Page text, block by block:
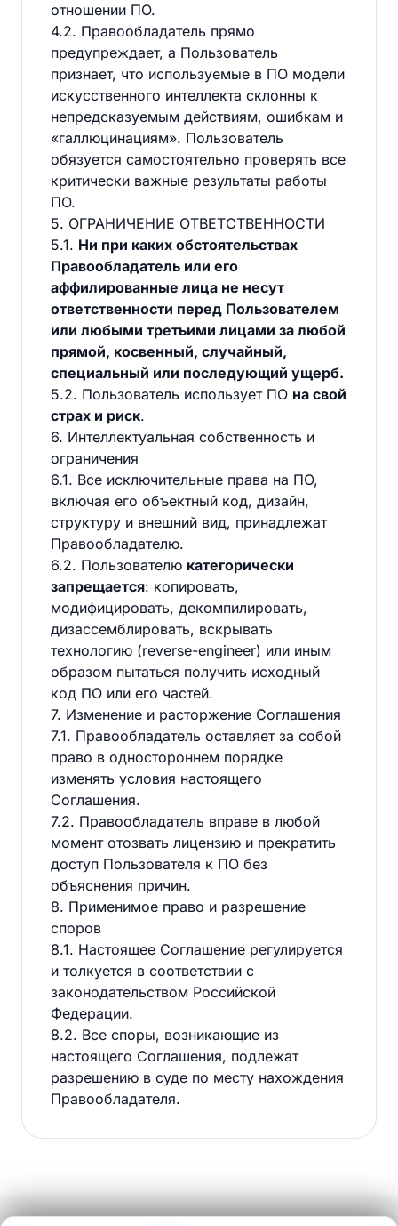
отношении ПО.
4.2. Правообладатель прямо
предупреждает, а Пользователь
признает, что используемые в ПО модели
искусственного интеллекта склонны к
непредсказуемым действиям, ошибкам и
«галлюцинациям». Пользователь
обязуется самостоятельно проверять все
критически важные результаты работы
ПО.
5. ОГРАНИЧЕНИЕ ОТВЕТСТВЕННОСТИ
5.1. Ни при каких обстоятельствах
Правообладатель или его
аффилированные лица не несут
ответственности перед Пользователем
или любыми третьими лицами за любой
прямой, косвенный, случайный,
специальный или последующий ущерб.
5.2. Пользователь использует ПО на свой
страх и риск.
6. Интеллектуальная собственность и
ограничения
6.1. Все исключительные права на ПО,
включая его объектный код, дизайн,
структуру и внешний вид, принадлежат
Правообладателю.
6.2. Пользователю категорически
запрещается: копировать,
модифицировать, декомпилировать,
дизассемблировать, вскрывать
технологию (reverse-engineer) или иным
образом пытаться получить исходный
код ПО или его частей.
7. Изменение и расторжение Соглашения
7.1. Правообладатель оставляет за собой
право в одностороннем порядке
изменять условия настоящего
Соглашения.
7.2. Правообладатель вправе в любой
момент отозвать лицензию и прекратить
доступ Пользователя к ПО без
объяснения причин.
8. Применимое право и разрешение
споров
8.1. Настоящее Соглашение регулируется
и толкуется в соответствии с
законодательством Российской
Федерации.
8.2. Все споры, возникающие из
настоящего Соглашения, подлежат
разрешению в суде по месту нахождения
Правообладателя.